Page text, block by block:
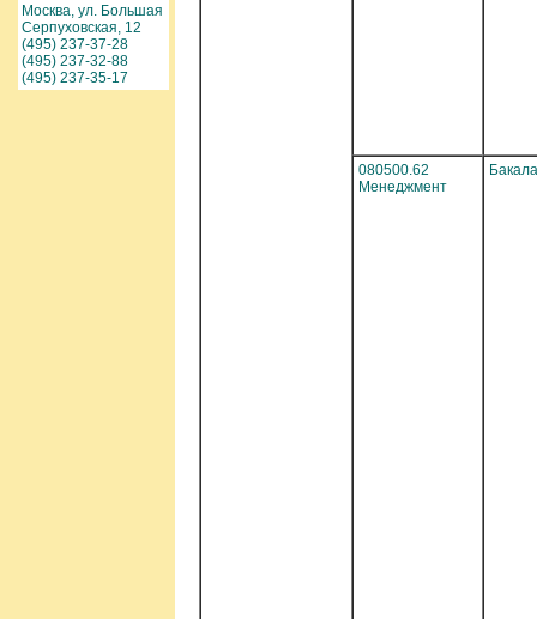
Москва, ул. Большая
Серпуховская, 12
(495) 237-37-28
(495) 237-32-88
(495) 237-35-17
080500.62
Менеджмент